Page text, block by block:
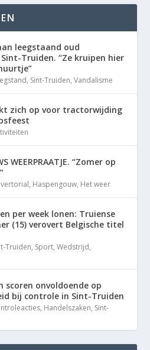
leegstaand oud
Truiden. “Ze kruipen hier
, Sint-Truiden,Vandalisme
zich op voor tractorwijding
WEERPRAATJE. “Zomer op
, Haspengouw, Het weer
per week lonen: Truiense
(15) verovert Belgische titel
Truiden, Sport,Wedstrijd,
scoren onvoldoende op
bij controle in Sint-Truiden
, Handelszaken, Sint-